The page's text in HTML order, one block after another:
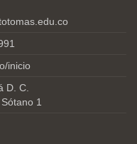
inicio
D. C.
1